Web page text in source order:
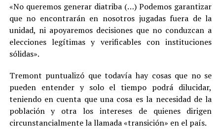
«No queremos generar diatriba (…) Podemos garantizar
que no encontrarán en nosotros jugadas fuera de la
unidad, ni apoyaremos decisiones que no conduzcan a
elecciones legítimas y verificables con instituciones
sólidas».
Tremont puntualizó que todavía hay cosas que no se
pueden entender y solo el tiempo podrá dilucidar,
teniendo en cuenta que una cosa es la necesidad de la
población y otra los intereses de quienes dirigen
circunstancialmente la llamada «transición» en el país.